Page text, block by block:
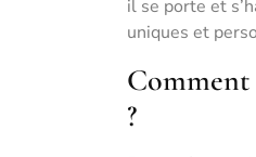
il se porte et
uniques et
Comment
?